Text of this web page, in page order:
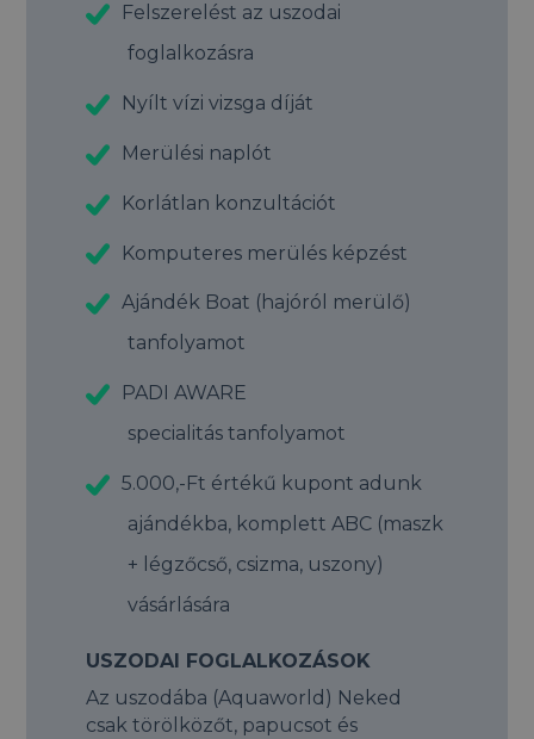
Felszerelést az uszodai
foglalkozásra
Nyílt vízi vizsga díját
Merülési naplót
Korlátlan konzultációt
Komputeres merülés képzést
Ajándék Boat (hajóról merülő)
tanfolyamot
PADI AWARE
specialitás tanfolyamot
5.000,-Ft értékű kupont adunk
ajándékba, komplett ABC (maszk
+ légzőcső, csizma, uszony)
vásárlására
USZODAI FOGLALKOZÁSOK
Az uszodába (Aquaworld) Neked
csak törölközőt, papucsot és